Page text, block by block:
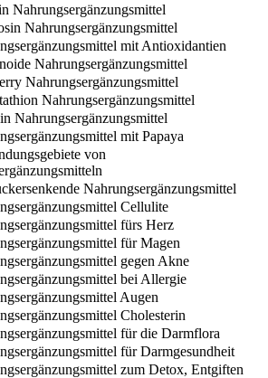
Nahrungsergänzungsmittel
Nahrungsergänzungsmittel
mit Antioxidantien
Nahrungsergänzungsmittel
Nahrungsergänzungsmittel
Nahrungsergänzungsmittel
Nahrungsergänzungsmittel
mit Papaya
von
Nahrungsergänzungsmittel
Cellulite
fürs Herz
für Magen
gegen Akne
bei Allergie
Augen
Cholesterin
für die Darmflora
für Darmgesundheit
zum Detox, Entgiften